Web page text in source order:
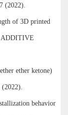
(2022).
of 3D printed
ADDITIVE
ether ketone)
behavior